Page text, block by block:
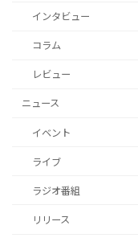
インタビュー
コラム
レビュー
ニュース
イベント
ライブ
ラジオ番組
リリース